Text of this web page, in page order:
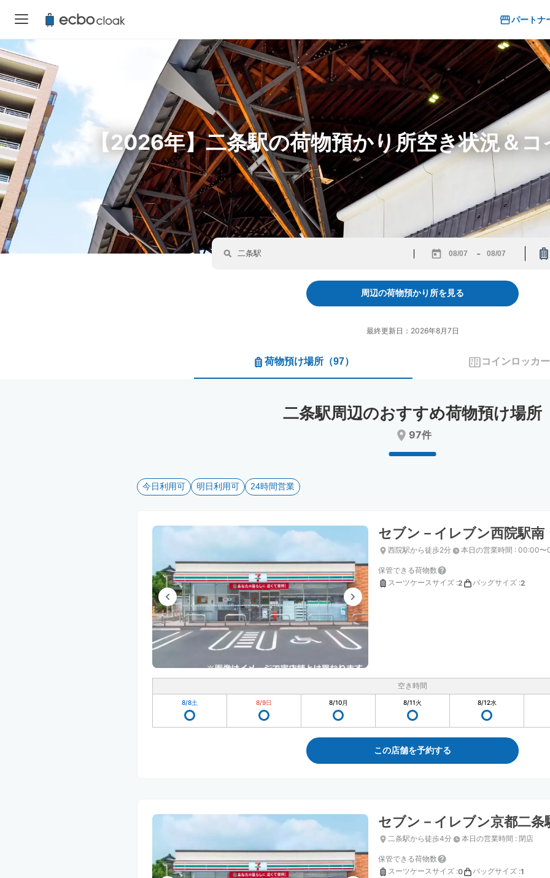
パートナ
【2026年】二条駅の荷物預かり所空き状況＆
forward
to
interact
the
select
Press
the
changing
dates.
-
backward
interact
select
the
for
changing
dates.
周辺の荷物預かり所を見る
最終更新日：2026年8月7日
荷物預け場所 （97） コインロッカー
二条駅周辺のおすすめ荷物預け場所
97件
今日利用可 明日利用可 24時間営業
セブン－イレブン西院駅南
西院駅から徒歩2分 本日の営業時間 : 00:00〜
保管できる荷物数
スーツケースサイズ :2 バッグサイズ :2
空き時間
8/8土 8/9日 8/10月 8/11火 8/12水
この店舗を予約する
セブン－イレブン京都二条
二条駅から徒歩4分 本日の営業時間 : 閉店
保管できる荷物数
スーツケースサイズ :0 バッグサイズ :1